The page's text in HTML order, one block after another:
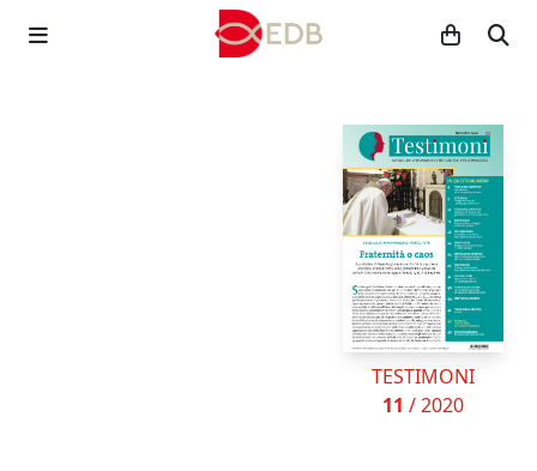
TESTIMONI
11 / 2020